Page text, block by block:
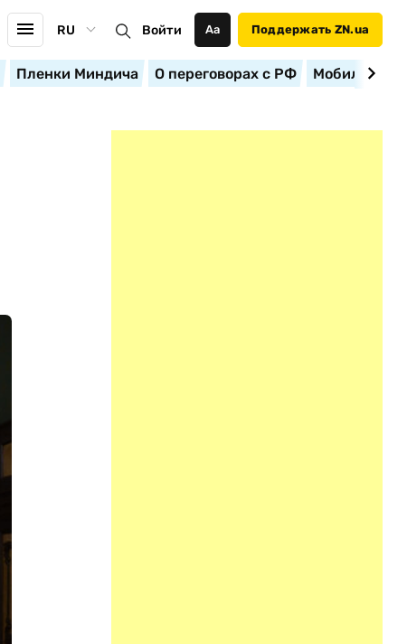
RU Войти Аа Поддержать ZN.ua
Пленки Миндича О переговорах с РФ